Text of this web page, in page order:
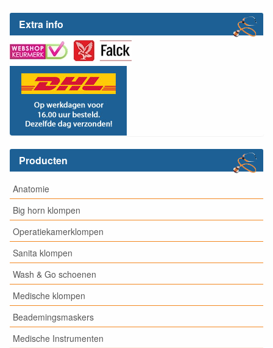
Extra info
Producten
Anatomie
Big horn klompen
Operatiekamerklompen
Sanita klompen
Wash & Go schoenen
Medische klompen
Beademingsmaskers
Medische Instrumenten